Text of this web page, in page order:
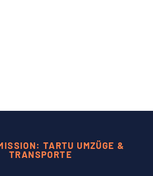
TARTU UMZÜGE &
TRANSPORTE